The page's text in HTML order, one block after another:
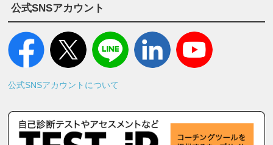
公式SNSアカウント
公式SNSアカウントについて